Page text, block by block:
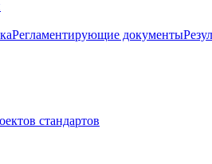
Регламентирующие документы
стандартов